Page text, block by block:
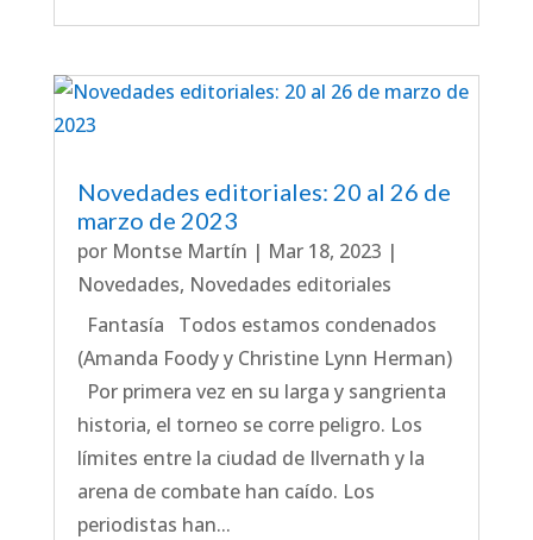
Novedades editoriales: 20 al 26 de
marzo de 2023
por Montse Martín | Mar 18, 2023 |
Novedades, Novedades editoriales
Fantasía Todos estamos condenados
(Amanda Foody y Christine Lynn Herman)
Por primera vez en su larga y sangrienta
historia, el torneo se corre peligro. Los
límites entre la ciudad de Ilvernath y la
arena de combate han caído. Los
periodistas han...